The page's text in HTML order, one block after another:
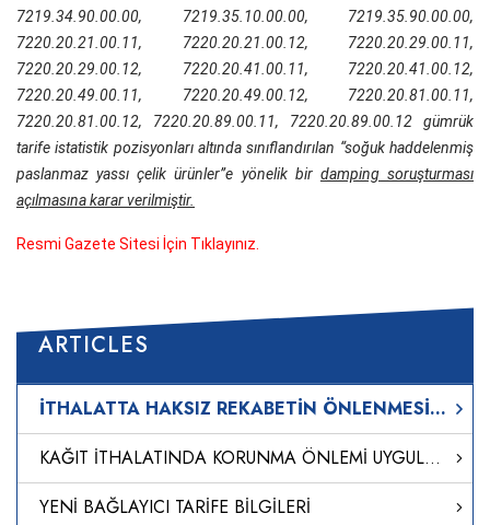
ARTICLES
İTHALATTA HAKSIZ REKABETİN ÖNLENMESİNE İLİŞKİN TEBLİĞ (NO: 2024/20)
KAĞIT İTHALATINDA KORUNMA ÖNLEMİ UYGULANMASINA İLİŞKİN KARAR (KARAR SAYISI: 8651)
YENİ BAĞLAYICI TARİFE BİLGİLERİ
7219.34.90.00.00, 7219.35.10.00.00, 7219.35.90.00.00,
7220.20.21.00.11, 7220.20.21.00.12, 7220.20.29.00.11,
7220.20.29.00.12, 7220.20.41.00.11, 7220.20.41.00.12,
7220.20.49.00.11, 7220.20.49.00.12, 7220.20.81.00.11,
7220.20.81.00.12, 7220.20.89.00.11, 7220.20.89.00.12 gümrük
tarife istatistik pozisyonları altında sınıflandırılan “soğuk haddelenmiş
paslanmaz yassı çelik ürünler”e yönelik bir damping soruşturması
açılmasına karar verilmiştir.
Resmi Gazete Sitesi İçin Tıklayınız.